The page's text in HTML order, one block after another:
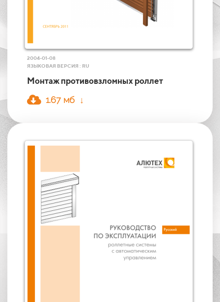
2004-01-08
ЯЗЫКОВАЯ ВЕРСИЯ : RU
Монтаж противовзломных роллет
1.67 мб ↓